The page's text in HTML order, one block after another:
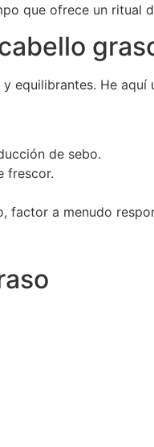
que ofrece un ritual
equilibrantes. He
de sebo.
frescor.
factor a menudo